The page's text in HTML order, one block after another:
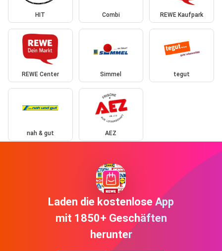
HIT Combi REWE Kaufpark
REWE Center Simmel tegut
nah & gut AEZ
Laden die kostenlose App
mit 1850+ Geschäften
herunter